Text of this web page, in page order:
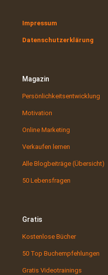
Impressum
Datenschutzerklärung
Magazin
Persönlichkeitsentwicklung
Motivation
Online Marketing
Verkaufen lernen
Alle Blogbeiträge (Übersicht)
50 Lebensfragen
Gratis
Kostenlose Bücher
50 Top Buchempfehlungen
Gratis Videotrainings